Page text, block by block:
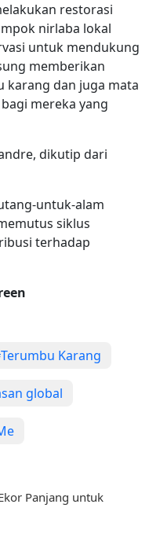
restorasi
nirlaba lokal
untuk mendukung
memberikan
karang dan juga mata
mereka yang
dikutip dari
untuk-alam
siklus
terhadap
Karang
global
Panjang untuk